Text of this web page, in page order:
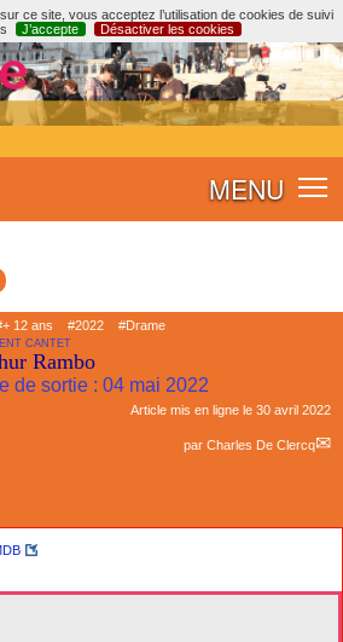
ce site, vous acceptez l’utilisation de cookies de suivi
J’accepte Désactiver les cookies
MENU
12 ans #2022 #Drame
CANTET
Rambo
de sortie : 04 mai 2022
Article mis en ligne le 30 avril 2022
par Charles De Clercq